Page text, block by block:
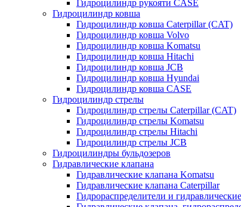
Гидроцилиндр рукояти CASE
Гидроцилиндр ковша
Гидроцилиндр ковша Caterpillar (CAT)
Гидроцилиндр ковша Volvo
Гидроцилиндр ковша Komatsu
Гидроцилиндр ковша Hitachi
Гидроцилиндр ковша JCB
Гидроцилиндр ковша Hyundai
Гидроцилиндр ковша CASE
Гидроцилиндр стрелы
Гидроцилиндр стрелы Caterpillar (CAT)
Гидроцилиндр стрелы Komatsu
Гидроцилиндр стрелы Hitachi
Гидроцилиндр стрелы JCB
Гидроцилиндры бульдозеров
Гидравлические клапана
Гидравлические клапана Komatsu
Гидравлические клапана Caterpillar
Гидрораспределители и